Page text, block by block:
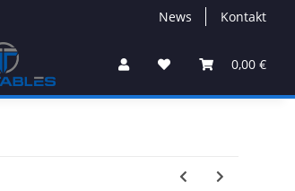
News Kontakt
0,00 €